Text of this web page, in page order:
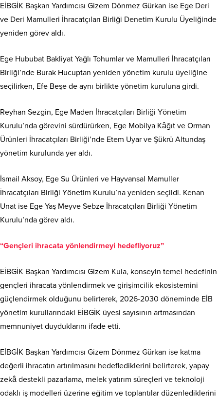
EİBGİK Başkan Yardımcısı Gizem Dönmez Gürkan ise Ege Deri
ve Deri Mamulleri İhracatçıları Birliği Denetim Kurulu Üyeliğinde
yeniden görev aldı.
Ege Hububat Bakliyat Yağlı Tohumlar ve Mamulleri İhracatçıları
Birliği’nde Burak Hucuptan yeniden yönetim kurulu üyeliğine
seçilirken, Efe Beşe de aynı birlikte yönetim kuruluna girdi.
Reyhan Sezgin, Ege Maden İhracatçıları Birliği Yönetim
Kurulu’nda görevini sürdürürken, Ege Mobilya Kâğıt ve Orman
Ürünleri İhracatçıları Birliği’nde Etem Uyar ve Şükrü Altundaş
yönetim kurulunda yer aldı.
İsmail Aksoy, Ege Su Ürünleri ve Hayvansal Mamuller
İhracatçıları Birliği Yönetim Kurulu’na yeniden seçildi. Kenan
Unat ise Ege Yaş Meyve Sebze İhracatçıları Birliği Yönetim
Kurulu’nda görev aldı.
“Gençleri ihracata yönlendirmeyi hedefliyoruz”
EİBGİK Başkan Yardımcısı Gizem Kula, konseyin temel hedefinin
gençleri ihracata yönlendirmek ve girişimcilik ekosistemini
güçlendirmek olduğunu belirterek, 2026-2030 döneminde EİB
yönetim kurullarındaki EİBGİK üyesi sayısının artmasından
memnuniyet duyduklarını ifade etti.
EİBGİK Başkan Yardımcısı Gizem Dönmez Gürkan ise katma
değerli ihracatın artırılmasını hedeflediklerini belirterek, yapay
zekâ destekli pazarlama, melek yatırım süreçleri ve teknoloji
odaklı iş modelleri üzerine eğitim ve toplantılar düzenlediklerini